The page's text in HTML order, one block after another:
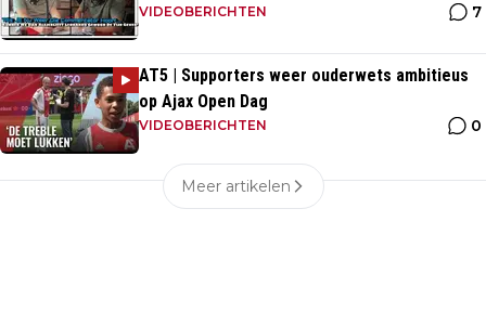
VIDEOBERICHTEN 7
AT5 | Supporters weer ouderwets ambitieus
op Ajax Open Dag
VIDEOBERICHTEN 0
Meer artikelen